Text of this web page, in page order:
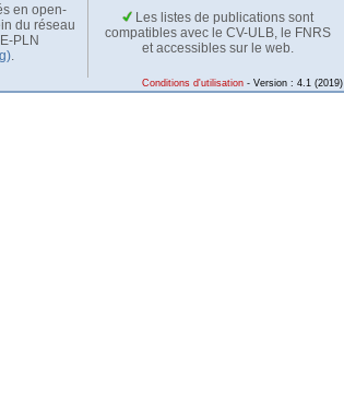
en open-
du réseau
PLN
.
Les listes de publications sont
compatibles avec le CV-ULB, le FNRS
et accessibles sur le web.
Conditions d'utilisation - Version : 4.1 (2019)